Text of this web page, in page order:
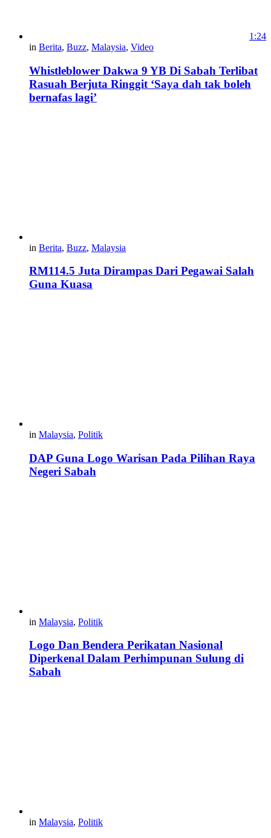
1:24
in Berita, Buzz, Malaysia, Video
Whistleblower Dakwa 9 YB Di Sabah Terlibat
Rasuah Berjuta Ringgit ‘Saya dah tak boleh
bernafas lagi’
in Berita, Buzz, Malaysia
RM114.5 Juta Dirampas Dari Pegawai Salah
Guna Kuasa
in Malaysia, Politik
DAP Guna Logo Warisan Pada Pilihan Raya
Negeri Sabah
in Malaysia, Politik
Logo Dan Bendera Perikatan Nasional
Diperkenal Dalam Perhimpunan Sulung di
Sabah
in Malaysia, Politik